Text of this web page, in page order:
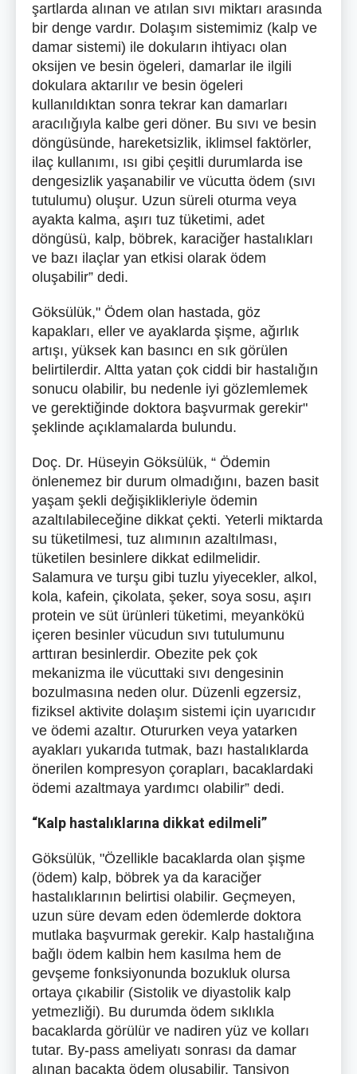
şartlarda alınan ve atılan sıvı miktarı arasında
bir denge vardır. Dolaşım sistemimiz (kalp ve
damar sistemi) ile dokuların ihtiyacı olan
oksijen ve besin ögeleri, damarlar ile ilgili
dokulara aktarılır ve besin ögeleri
kullanıldıktan sonra tekrar kan damarları
aracılığıyla kalbe geri döner. Bu sıvı ve besin
döngüsünde, hareketsizlik, iklimsel faktörler,
ilaç kullanımı, ısı gibi çeşitli durumlarda ise
dengesizlik yaşanabilir ve vücutta ödem (sıvı
tutulumu) oluşur. Uzun süreli oturma veya
ayakta kalma, aşırı tuz tüketimi, adet
döngüsü, kalp, böbrek, karaciğer hastalıkları
ve bazı ilaçlar yan etkisi olarak ödem
oluşabilir” dedi.
Göksülük," Ödem olan hastada, göz
kapakları, eller ve ayaklarda şişme, ağırlık
artışı, yüksek kan basıncı en sık görülen
belirtilerdir. Altta yatan çok ciddi bir hastalığın
sonucu olabilir, bu nedenle iyi gözlemlemek
ve gerektiğinde doktora başvurmak gerekir"
şeklinde açıklamalarda bulundu.
Doç. Dr. Hüseyin Göksülük, “ Ödemin
önlenemez bir durum olmadığını, bazen basit
yaşam şekli değişiklikleriyle ödemin
azaltılabileceğine dikkat çekti. Yeterli miktarda
su tüketilmesi, tuz alımının azaltılması,
tüketilen besinlere dikkat edilmelidir.
Salamura ve turşu gibi tuzlu yiyecekler, alkol,
kola, kafein, çikolata, şeker, soya sosu, aşırı
protein ve süt ürünleri tüketimi, meyankökü
içeren besinler vücudun sıvı tutulumunu
arttıran besinlerdir. Obezite pek çok
mekanizma ile vücuttaki sıvı dengesinin
bozulmasına neden olur. Düzenli egzersiz,
fiziksel aktivite dolaşım sistemi için uyarıcıdır
ve ödemi azaltır. Otururken veya yatarken
ayakları yukarıda tutmak, bazı hastalıklarda
önerilen kompresyon çorapları, bacaklardaki
ödemi azaltmaya yardımcı olabilir” dedi.
“Kalp hastalıklarına dikkat edilmeli”
Göksülük, "Özellikle bacaklarda olan şişme
(ödem) kalp, böbrek ya da karaciğer
hastalıklarının belirtisi olabilir. Geçmeyen,
uzun süre devam eden ödemlerde doktora
mutlaka başvurmak gerekir. Kalp hastalığına
bağlı ödem kalbin hem kasılma hem de
gevşeme fonksiyonunda bozukluk olursa
ortaya çıkabilir (Sistolik ve diyastolik kalp
yetmezliği). Bu durumda ödem sıklıkla
bacaklarda görülür ve nadiren yüz ve kolları
tutar. By-pass ameliyatı sonrası da damar
alınan bacakta ödem oluşabilir. Tansiyon